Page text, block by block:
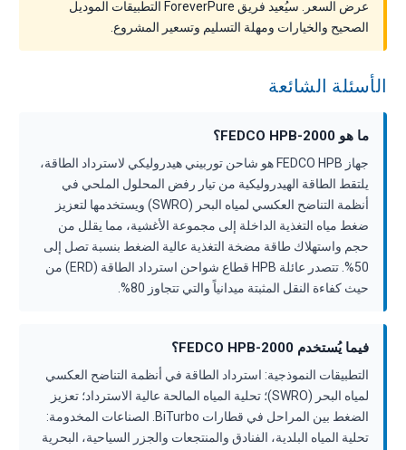
عرض السعر. سيُعيد فريق ForeverPure التطبيقات الموديل
الصحيح والخيارات ومهلة التسليم وتسعير المشروع.
الأسئلة الشائعة
ما هو FEDCO HPB-2000؟
جهاز FEDCO HPB هو شاحن توربيني هيدروليكي لاسترداد الطاقة،
يلتقط الطاقة الهيدروليكية من تيار رفض المحلول الملحي في
أنظمة التناضح العكسي لمياه البحر (SWRO) ويستخدمها لتعزيز
ضغط مياه التغذية الداخلة إلى مجموعة الأغشية، مما يقلل من
حجم واستهلاك طاقة مضخة التغذية عالية الضغط بنسبة تصل إلى
50%. تتصدر عائلة HPB قطاع شواحن استرداد الطاقة (ERD) من
حيث كفاءة النقل المثبتة ميدانياً والتي تتجاوز 80%.
فيما يُستخدم FEDCO HPB-2000؟
التطبيقات النموذجية: استرداد الطاقة في أنظمة التناضح العكسي
لمياه البحر (SWRO)؛ تحلية المياه المالحة عالية الاسترداد؛ تعزيز
الضغط بين المراحل في قطارات BiTurbo. الصناعات المخدومة:
تحلية المياه البلدية، الفنادق والمنتجعات والجزر السياحية، البحرية